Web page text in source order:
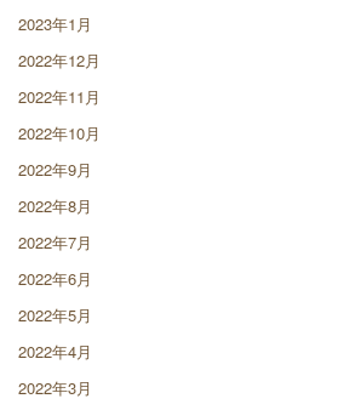
2023年1月
2022年12月
2022年11月
2022年10月
2022年9月
2022年8月
2022年7月
2022年6月
2022年5月
2022年4月
2022年3月